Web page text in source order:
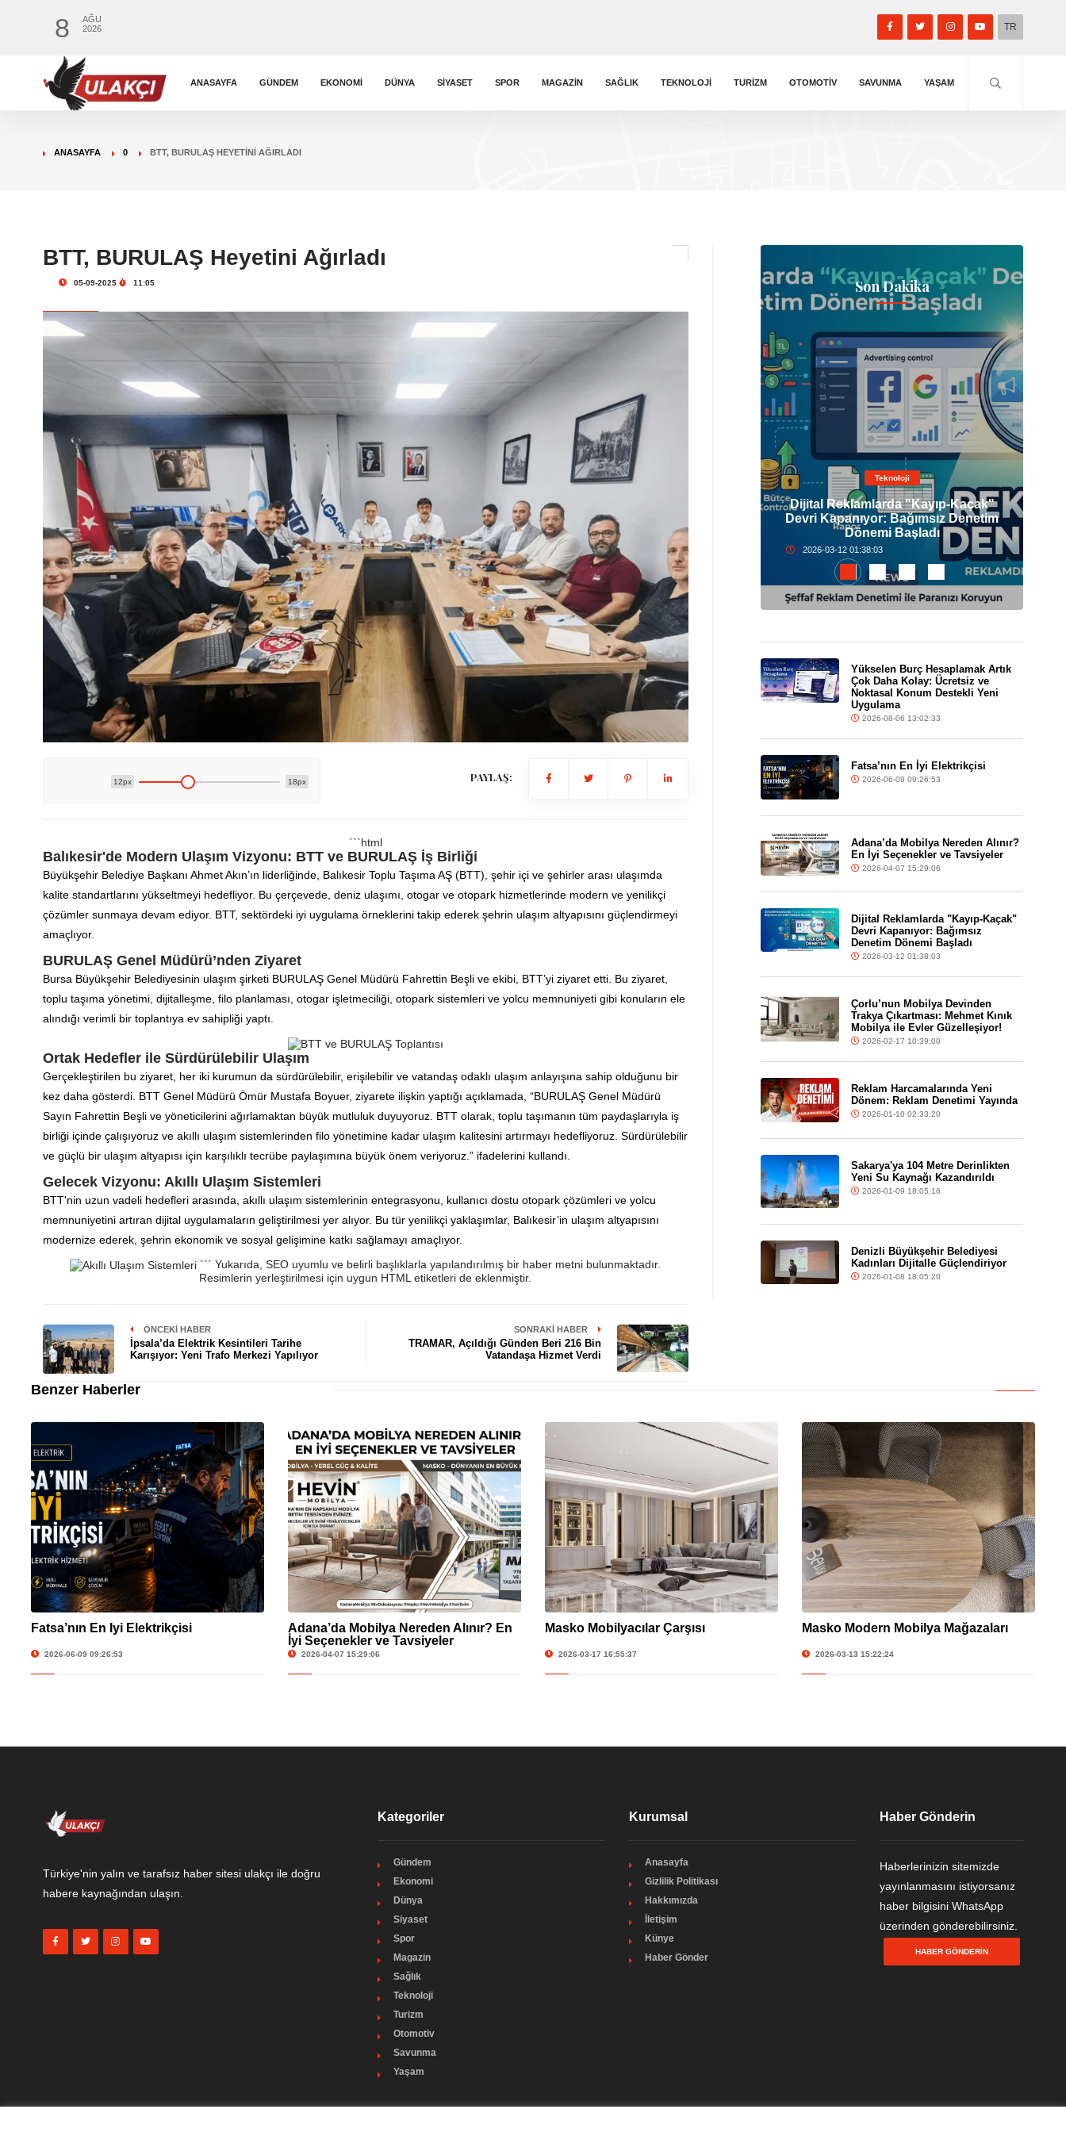
8
AĞU
2026
TR
ANASAYFA GÜNDEM EKONOMI DÜNYA SIYASET SPOR MAGAZIN SAĞLIK TEKNOLOJI TURIZM OTOMOTIV SAVUNMA YAŞAM
ANASAYFA 0 BTT, BURULAŞ HEYETINI AĞIRLADI
BTT, BURULAŞ Heyetini Ağırladı
05-09-2025 11:05
12px 18px PAYLAŞ:
```html
Balıkesir'de Modern Ulaşım Vizyonu: BTT ve BURULAŞ İş Birliği
Büyükşehir Belediye Başkanı Ahmet Akın’ın liderliğinde, Balıkesir Toplu Taşıma AŞ (BTT), şehir içi ve şehirler arası ulaşımda
kalite standartlarını yükseltmeyi hedefliyor. Bu çerçevede, deniz ulaşımı, otogar ve otopark hizmetlerinde modern ve yenilikçi
çözümler sunmaya devam ediyor. BTT, sektördeki iyi uygulama örneklerini takip ederek şehrin ulaşım altyapısını güçlendirmeyi
amaçlıyor.
BURULAŞ Genel Müdürü’nden Ziyaret
Bursa Büyükşehir Belediyesinin ulaşım şirketi BURULAŞ Genel Müdürü Fahrettin Beşli ve ekibi, BTT’yi ziyaret etti. Bu ziyaret,
toplu taşıma yönetimi, dijitalleşme, filo planlaması, otogar işletmeciliği, otopark sistemleri ve yolcu memnuniyeti gibi konuların ele
alındığı verimli bir toplantıya ev sahipliği yaptı.
Ortak Hedefler ile Sürdürülebilir Ulaşım
Gerçekleştirilen bu ziyaret, her iki kurumun da sürdürülebilir, erişilebilir ve vatandaş odaklı ulaşım anlayışına sahip olduğunu bir
kez daha gösterdi. BTT Genel Müdürü Ömür Mustafa Boyuer, ziyarete ilişkin yaptığı açıklamada, “BURULAŞ Genel Müdürü
Sayın Fahrettin Beşli ve yöneticilerini ağırlamaktan büyük mutluluk duyuyoruz. BTT olarak, toplu taşımanın tüm paydaşlarıyla iş
birliği içinde çalışıyoruz ve akıllı ulaşım sistemlerinden filo yönetimine kadar ulaşım kalitesini artırmayı hedefliyoruz. Sürdürülebilir
ve güçlü bir ulaşım altyapısı için karşılıklı tecrübe paylaşımına büyük önem veriyoruz.” ifadelerini kullandı.
Gelecek Vizyonu: Akıllı Ulaşım Sistemleri
BTT'nin uzun vadeli hedefleri arasında, akıllı ulaşım sistemlerinin entegrasyonu, kullanıcı dostu otopark çözümleri ve yolcu
memnuniyetini artıran dijital uygulamaların geliştirilmesi yer alıyor. Bu tür yenilikçi yaklaşımlar, Balıkesir’in ulaşım altyapısını
modernize ederek, şehrin ekonomik ve sosyal gelişimine katkı sağlamayı amaçlıyor.
``` Yukarıda, SEO uyumlu ve belirli başlıklarla yapılandırılmış bir haber metni bulunmaktadır.
Resimlerin yerleştirilmesi için uygun HTML etiketleri de eklenmiştir.
ÖNCEKI HABER
İpsala’da Elektrik Kesintileri Tarihe
Karışıyor: Yeni Trafo Merkezi Yapılıyor
SONRAKI HABER
TRAMAR, Açıldığı Günden Beri 216 Bin
Vatandaşa Hizmet Verdi
Son Dakika
Benzine dev zam kapıda: tarih belli
oldu!
2026-01-15 10:43:48
Teknoloji
Dijital Reklamlarda "Kayıp-Kaçak"
Devri Kapanıyor: Bağımsız Denetim
Dönemi Başladı
2026-03-12 01:38:03
Yükselen Burç Hesaplamak Artık
Çok Daha Kolay: Ücretsiz ve
Noktasal Konum Destekli Yeni
Uygulama
2026-08-06 13:02:33
Fatsa’nın En İyi Elektrikçisi
2026-06-09 09:26:53
Adana’da Mobilya Nereden Alınır?
En İyi Seçenekler ve Tavsiyeler
2026-04-07 15:29:06
Dijital Reklamlarda "Kayıp-Kaçak"
Devri Kapanıyor: Bağımsız
Denetim Dönemi Başladı
2026-03-12 01:38:03
Çorlu’nun Mobilya Devinden
Trakya Çıkartması: Mehmet Kınık
Mobilya ile Evler Güzelleşiyor!
2026-02-17 10:39:00
Reklam Harcamalarında Yeni
Dönem: Reklam Denetimi Yayında
2026-01-10 02:33:20
Sakarya'ya 104 Metre Derinlikten
Yeni Su Kaynağı Kazandırıldı
2026-01-09 18:05:16
Denizli Büyükşehir Belediyesi
Kadınları Dijitalle Güçlendiriyor
2026-01-08 18:05:20
Benzer Haberler
Fatsa’nın En İyi Elektrikçisi
2026-06-09 09:26:53
Adana’da Mobilya Nereden Alınır? En
İyi Seçenekler ve Tavsiyeler
2026-04-07 15:29:06
Masko Mobilyacılar Çarşısı
2026-03-17 16:55:37
Masko Modern Mobilya Mağazaları
2026-03-13 15:22:24
Türkiye'nin yalın ve tarafsız haber sitesi ulakçı ile doğru
habere kaynağından ulaşın.
Kategoriler
Gündem
Ekonomi
Dünya
Siyaset
Spor
Magazin
Sağlık
Teknoloji
Turizm
Otomotiv
Savunma
Yaşam
Kurumsal
Anasayfa
Gizlilik Politikası
Hakkımızda
İletişim
Künye
Haber Gönder
Haber Gönderin
Haberlerinizin sitemizde
yayınlanmasını istiyorsanız
haber bilgisini WhatsApp
üzerinden gönderebilirsiniz.
HABER GÖNDERIN